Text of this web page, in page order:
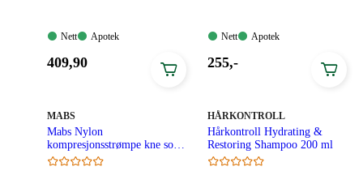
Nett:
Nett
Apotek:
Apotek
Pris:
409,90
Nett:
Nett
Apotek:
Apotek
Pris:
255,-
MERKE
MABS
Mabs Nylon
kompresjonsstrømpe kne sort
XL 1 par
MERKE:
HÅRKONTROLL
Hårkontroll Hydrating &
Restoring Shampoo 200 ml